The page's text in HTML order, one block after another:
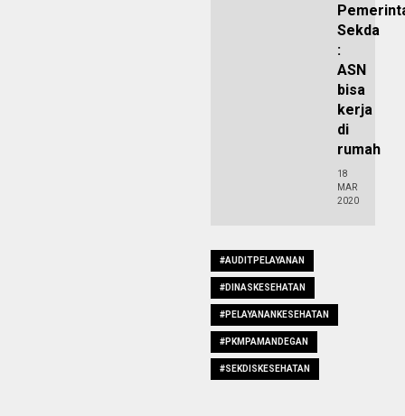
Sekda
:
ASN
bisa
kerja
di
rumah
18
MAR
2020
#AUDITPELAYANAN
#DINASKESEHATAN
#PELAYANANKESEHATAN
#PKMPAMANDEGAN
#SEKDISKESEHATAN